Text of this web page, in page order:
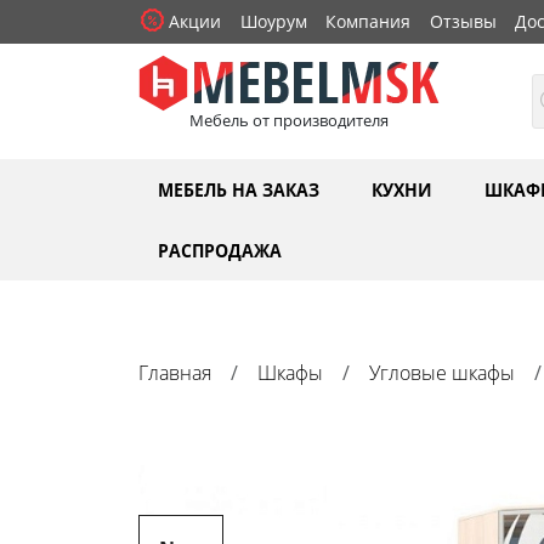
Акции Шоурум Компания Отзывы
Мебель от производителя
МЕБЕЛЬ НА ЗАКАЗ КУХНИ
РАСПРОДАЖА
Главная Шкафы Угловые шкафы